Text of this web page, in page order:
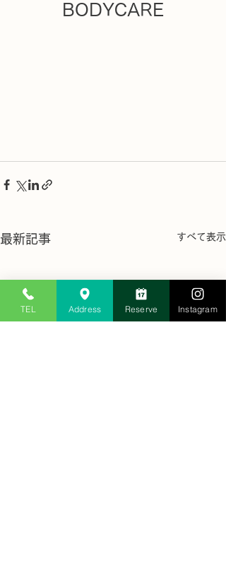
BODYCARE
最新記事 すべて表示
TEL Address Reserve Instagram